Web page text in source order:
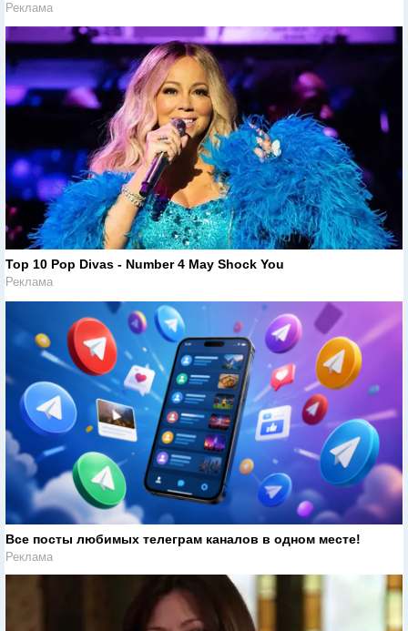
Реклама
Top 10 Pop Divas - Number 4 May Shock You
Реклама
Все посты любимых телеграм каналов в одном месте!
Реклама